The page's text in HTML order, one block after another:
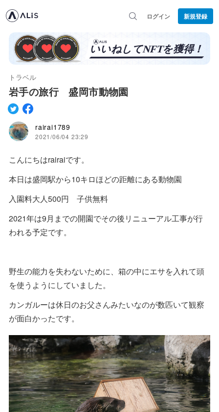
ログイン 新規登録
トラベル
岩手の旅行 盛岡市動物園
rairai1789
2021/06/04 23:29
こんにちはrairaiです。
本日は盛岡駅から10キロほどの距離にある動物園
入園料大人500円 子供無料
2021年は9月までの開園でその後リニューアル工事が行
われる予定です。
野生の能力を失わないために、箱の中にエサを入れて頭
を使うようにしていました。
カンガルーは休日のお父さんみたいなのが数匹いて観察
が面白かったです。